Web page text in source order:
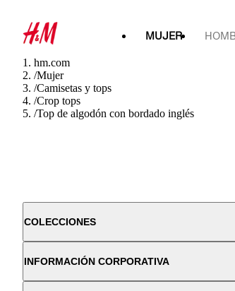
MUJER
hm.com
/Mujer
/Camisetas y tops
/Crop tops
/Top de algodón con bordado inglés
COLECCIONES
INFORMACIÓN CORPORATIVA